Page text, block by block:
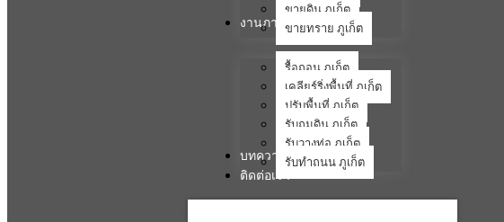
ขายดิน ภูเก็ต
ขายทราย ภูเก็ต
งานภาคสนาม
รื้อถอน ภูเก็ต
เคลียร์ริ่งพื้นที่ ภูเก็ต
ปรับพื้นที่ ภูเก็ต
รับถมดิน ภูเก็ต
รับวางท่อ ภูเก็ต
รับทำถนน ภูเก็ต
บทความ
ติดต่อเรา